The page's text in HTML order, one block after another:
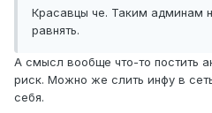
Красавцы че. Таким админам
равнять.
А смысл вообще что-то постить
риск. Можно же слить инфу в
себя.